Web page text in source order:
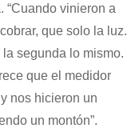
“Cuando vinieron a
que solo la luz.
segunda lo mismo.
que el medidor
nos hicieron un
un montón”.